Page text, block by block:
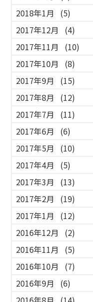
2018年1月
(5)
2017年12月
(4)
2017年11月
(10)
2017年10月
(8)
2017年9月
(15)
2017年8月
(12)
2017年7月
(11)
2017年6月
(6)
2017年5月
(10)
2017年4月
(5)
2017年3月
(13)
2017年2月
(19)
2017年1月
(12)
2016年12月
(2)
2016年11月
(5)
2016年10月
(7)
2016年9月
(6)